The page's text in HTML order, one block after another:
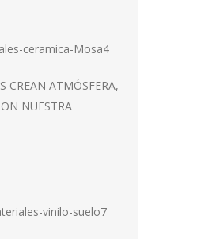
CREAN ATMÓSFERA,
NUESTRA